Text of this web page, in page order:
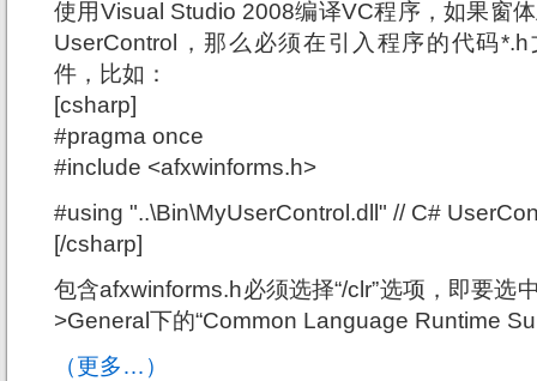
使用Visual Studio 2008编译VC程序，如果窗
UserControl，那么必须在引入程序的代码
件，比如：
[csharp]
#pragma once
#include <afxwinforms.h>
#using "..\Bin\MyUserControl.dll" // C#
[/csharp]
包含afxwinforms.h必须选择“/clr”选项，即要选
>General下的“Common Language Runtime
（更多…）